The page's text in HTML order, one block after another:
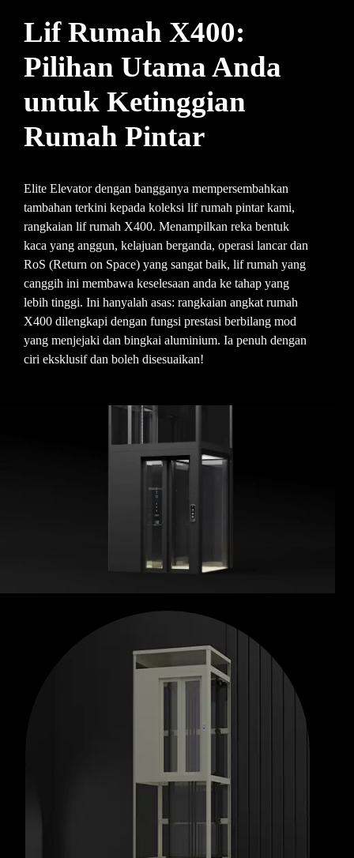
Lif Rumah X400:
Pilihan Utama Anda
untuk Ketinggian
Rumah Pintar
Elite Elevator dengan bangganya mempersembahkan
tambahan terkini kepada koleksi lif rumah pintar kami,
rangkaian lif rumah X400. Menampilkan reka bentuk
kaca yang anggun, kelajuan berganda, operasi lancar dan
RoS (Return on Space) yang sangat baik, lif rumah yang
canggih ini membawa keselesaan anda ke tahap yang
lebih tinggi. Ini hanyalah asas: rangkaian angkat rumah
X400 dilengkapi dengan fungsi prestasi berbilang mod
yang menjejaki dan bingkai aluminium. Ia penuh dengan
ciri eksklusif dan boleh disesuaikan!